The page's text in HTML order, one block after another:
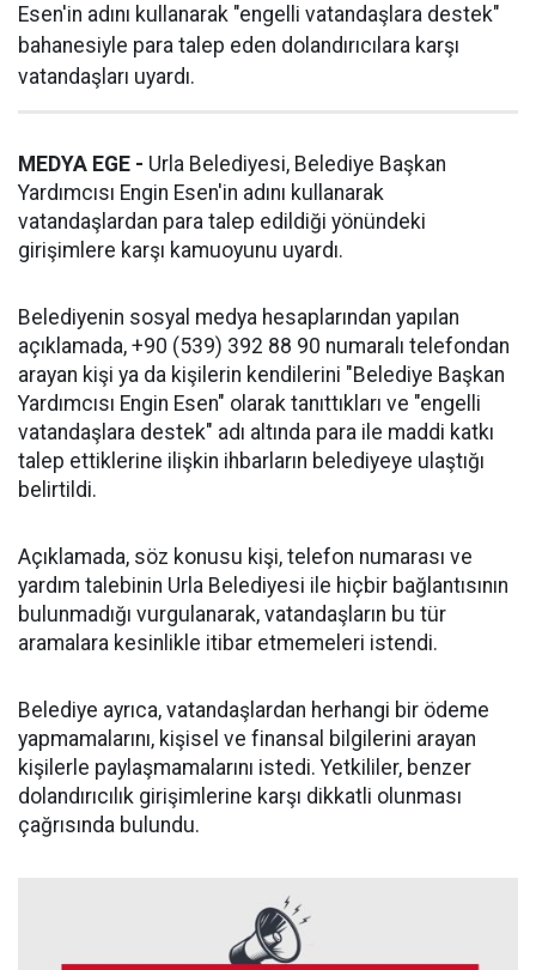
Esen'in adını kullanarak "engelli vatandaşlara destek"
bahanesiyle para talep eden dolandırıcılara karşı
vatandaşları uyardı.
MEDYA EGE - Urla Belediyesi, Belediye Başkan
Yardımcısı Engin Esen'in adını kullanarak
vatandaşlardan para talep edildiği yönündeki
girişimlere karşı kamuoyunu uyardı.
Belediyenin sosyal medya hesaplarından yapılan
açıklamada, +90 (539) 392 88 90 numaralı telefondan
arayan kişi ya da kişilerin kendilerini "Belediye Başkan
Yardımcısı Engin Esen" olarak tanıttıkları ve "engelli
vatandaşlara destek" adı altında para ile maddi katkı
talep ettiklerine ilişkin ihbarların belediyeye ulaştığı
belirtildi.
Açıklamada, söz konusu kişi, telefon numarası ve
yardım talebinin Urla Belediyesi ile hiçbir bağlantısının
bulunmadığı vurgulanarak, vatandaşların bu tür
aramalara kesinlikle itibar etmemeleri istendi.
Belediye ayrıca, vatandaşlardan herhangi bir ödeme
yapmamalarını, kişisel ve finansal bilgilerini arayan
kişilerle paylaşmamalarını istedi. Yetkililer, benzer
dolandırıcılık girişimlerine karşı dikkatli olunması
çağrısında bulundu.